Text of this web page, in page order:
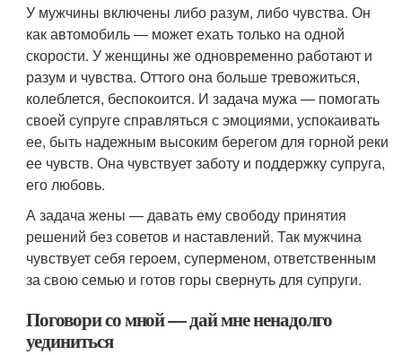
У мужчины включены либо разум, либо чувства. Он
как автомобиль — может ехать только на одной
скорости. У женщины же одновременно работают и
разум и чувства. Оттого она больше тревожиться,
колеблется, беспокоится. И задача мужа — помогать
своей супруге справляться с эмоциями, успокаивать
ее, быть надежным высоким берегом для горной реки
ее чувств. Она чувствует заботу и поддержку супруга,
его любовь.
А задача жены — давать ему свободу принятия
решений без советов и наставлений. Так мужчина
чувствует себя героем, суперменом, ответственным
за свою семью и готов горы свернуть для супруги.
Поговори со мной — дай мне ненадолго
уединиться